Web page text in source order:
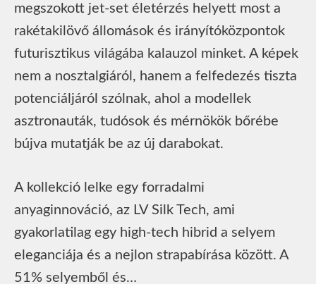
megszokott jet-set életérzés helyett most a
rakétakilövő állomások és irányítóközpontok
futurisztikus világába kalauzol minket. A képek
nem a nosztalgiáról, hanem a felfedezés tiszta
potenciáljáról szólnak, ahol a modellek
asztronauták, tudósok és mérnökök bőrébe
bújva mutatják be az új darabokat.
A kollekció lelke egy forradalmi
anyaginnováció, az LV Silk Tech, ami
gyakorlatilag egy high-tech hibrid a selyem
eleganciája és a nejlon strapabírása között. A
51% selyemből és…